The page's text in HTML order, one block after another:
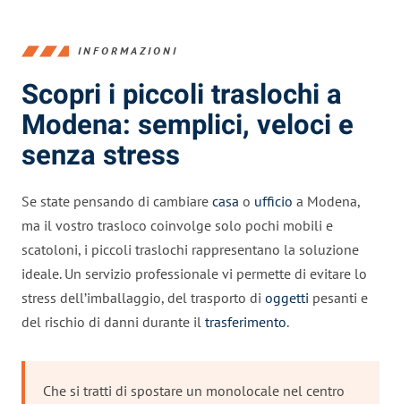
INFORMAZIONI
Scopri i piccoli traslochi a
Modena: semplici, veloci e
senza stress
Se state pensando di cambiare casa o ufficio a Modena,
ma il vostro trasloco coinvolge solo pochi mobili e
scatoloni, i piccoli traslochi rappresentano la soluzione
ideale. Un servizio professionale vi permette di evitare lo
stress dell’imballaggio, del trasporto di oggetti pesanti e
del rischio di danni durante il trasferimento.
Che si tratti di spostare un monolocale nel centro